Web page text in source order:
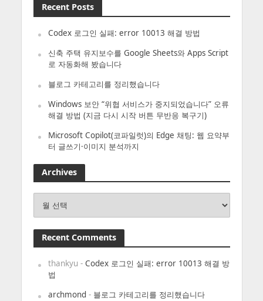
Recent Posts
Codex 로그인 실패: error 10013 해결 방법
신축 주택 유지보수를 Google Sheets와 Apps Script
로 자동화해 봤습니다
블로그 카테고리를 정리했습니다
Windows 보안 “위협 서비스가 중지되었습니다” 오류
해결 방법 (지금 다시 시작 버튼 무반응 복구기)
Microsoft Copilot(코파일럿)의 Edge 채팅: 웹 요약부
터 글쓰기·이미지 분석까지
Archives
Recent Comments
thankyu - Codex 로그인 실패: error 10013 해결 방
법
archmond- 블로그 카테고리를 정리했습니다